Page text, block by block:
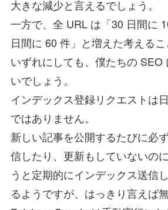
大きな減少と言えるでしょう。
一方で、全 URL は「30 日間に
日間に 60 件」と増えた考えるこ
いずれにしても、僕たちの SEO
いでしょう。
インデックス登録リクエストは
ではありません。
新しい記事を公開するたびに必
信したり、更新もしていないの
うと定期的にインデックス送信
るようですが、はっきり言えば